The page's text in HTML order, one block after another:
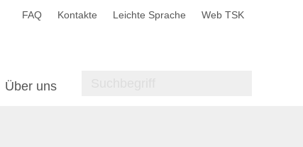
FAQ Kontakte Leichte Sprache Web TSK
Über uns